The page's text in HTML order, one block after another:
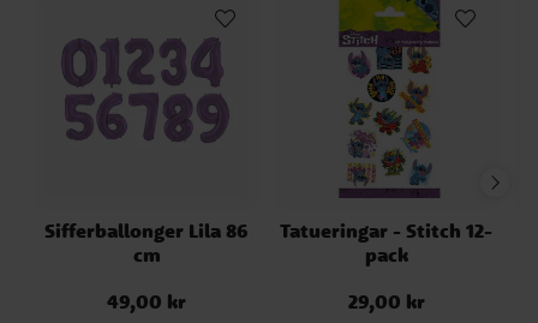
Sifferballonger Lila 86
cm
Pris:49,00 kr
49,00 kr
Tatueringar - Stitch 12-
pack
Pris:29,00 kr
29,00 kr